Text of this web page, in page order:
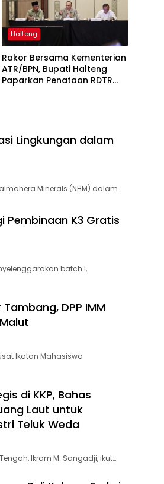
Halteng
Rakor Bersama Kementerian
ATR/BPN, Bupati Halteng
Paparkan Penataan RDTR
Lingkungan dalam
Minerals (NHM) dalam…
Pembinaan K3 Gratis
batch I,
DPP IMM
Ikatan Mahasiswa
di KKP, Bahas
Laut untuk
Teluk Weda
Tengah, Ikram M. Sangadji, ikut…